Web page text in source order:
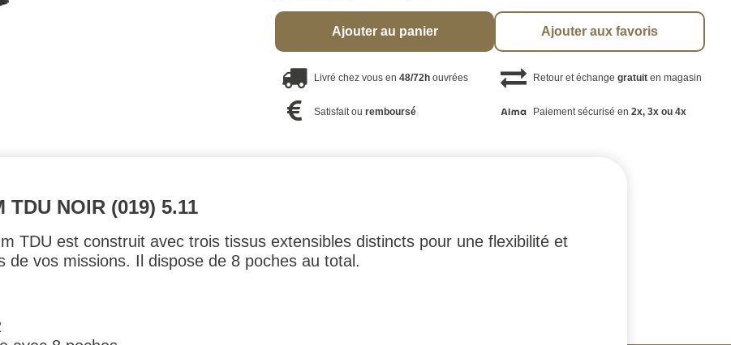
Ajouter au panier Ajouter aux favoris
Livré chez vous en48/72h ouvrées Retour et échange gratuiten magasin
Satisfait ouremboursé Paiement sécurisé en 2x, 3x ou 4x
TDU NOIR (019) 5.11
TDU est construit avec trois tissus extensibles distincts pour une flexibilité et
de vos missions. Il dispose de 8 poches au total.